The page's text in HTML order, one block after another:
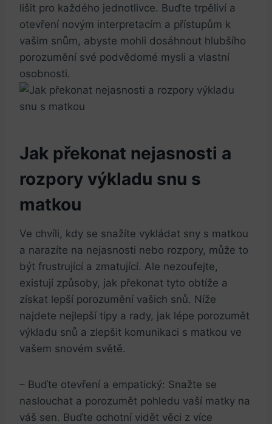
lišit pro každého jednotlivce. Buďte trpěliví a
otevření novým interpretacím a přístupům k
vašim snům, abyste mohli dosáhnout hlubšího
porozumění své podvědomé mysli a vlastní
osobnosti.
Jak překonat nejasnosti a
rozpory výkladu snu s
matkou
Ve chvíli, kdy se snažíte vykládat sny s matkou
a narazíte na nejasnosti nebo rozpory, může to
být frustrující a zmatující. Ale nezoufejte,
existují způsoby, jak překonat tyto obtíže a
získat lepší porozumění vašich snů. Níže
najdete nejlepší tipy a rady, jak lépe porozumět
výkladu snů a zlepšit komunikaci s matkou ve
vašem snovém světě.
– Buďte otevření a empatický: Snažte se
naslouchat a porozumět pohledu vaší matky na
váš sen. Buďte ochotní vidět věci z více